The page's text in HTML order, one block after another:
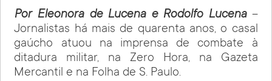
Por Eleonora de Lucena e Rodolfo Lucena–
Jornalistas há mais de quarenta anos, o casal
gaúcho atuou na imprensa de combate à
ditadura militar, na Zero Hora, na Gazeta
Mercantil e na Folha de S. Paulo.